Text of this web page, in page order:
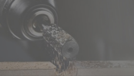
Saltar
contenido
Saltar